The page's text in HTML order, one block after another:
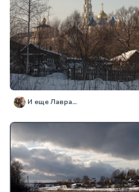
И еще Лавра...